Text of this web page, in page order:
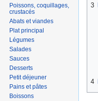
3
4
Poissons, coquillages,
crustacés
Abats et viandes
Plat principal
Légumes
Salades
Sauces
Desserts
Petit déjeuner
Pains et pâtes
Boissons